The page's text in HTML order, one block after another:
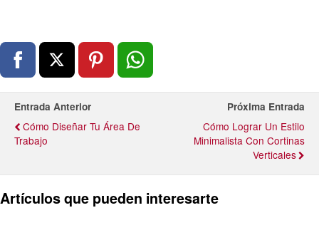
Entrada Anterior
Cómo Diseñar Tu Área De
Trabajo
Próxima Entrada
Cómo Lograr Un Estilo
Minimalista Con Cortinas
Verticales
Artículos que pueden interesarte